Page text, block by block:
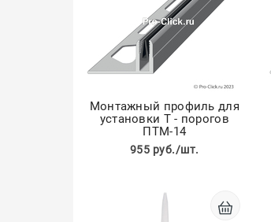
Монтажный профиль для
установки Т - порогов
ПТМ-14
955 руб./шт.